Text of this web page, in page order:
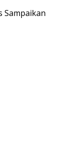
Sampaikan